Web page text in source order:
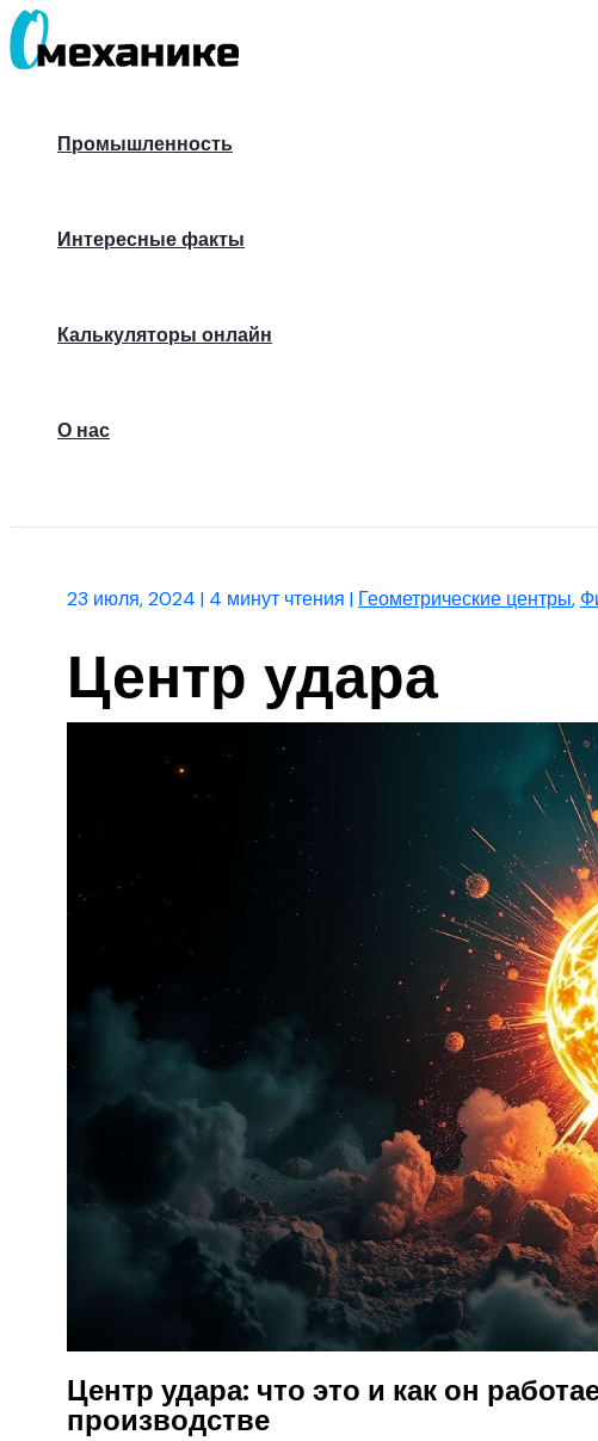
Перейти
к
Промышленность
Интересные факты
Калькуляторы онлайн
О нас
23 июля, 2024 | 4 минут чтения | Геометрические центры,
Центр удара
Центр удара: что это и как он
производстве